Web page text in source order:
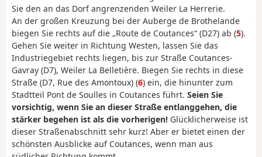
Sie den an das Dorf angrenzenden Weiler La Herrerie.
An der großen Kreuzung bei der Auberge de Brothelande
biegen Sie rechts auf die „Route de Coutances“ (D27) ab (5).
Gehen Sie weiter in Richtung Westen, lassen Sie das
Industriegebiet rechts liegen, bis zur Straße Coutances-
Gavray (D7), Weiler La Belletière. Biegen Sie rechts in diese
Straße (D7, Rue des Amontoux) (6) ein, die hinunter zum
Stadtteil Pont de Soulles in Coutances führt. Seien Sie
vorsichtig, wenn Sie an dieser Straße entlanggehen, die
stärker begehen ist als die vorherigen! Glücklicherweise ist
dieser Straßenabschnitt sehr kurz! Aber er bietet einen der
schönsten Ausblicke auf Coutances, wenn man aus